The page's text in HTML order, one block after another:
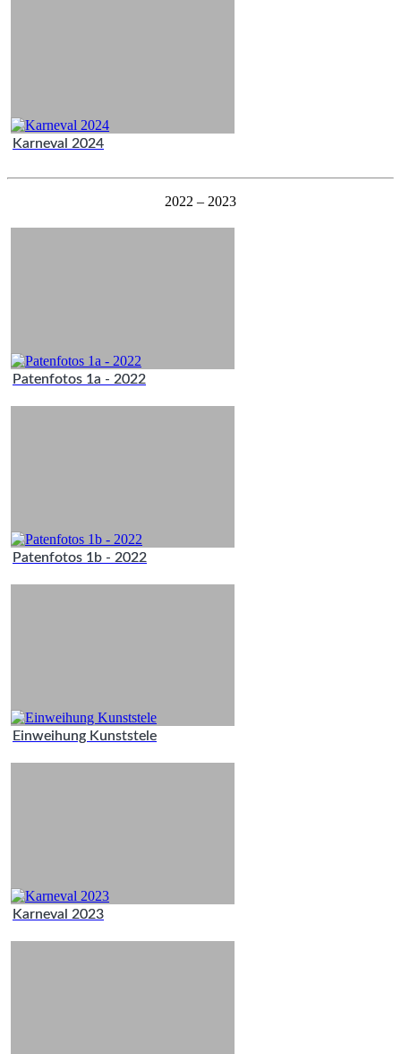
Karneval 2024
2022 – 2023
Patenfotos 1a - 2022
Patenfotos 1b - 2022
Einweihung Kunststele
Karneval 2023